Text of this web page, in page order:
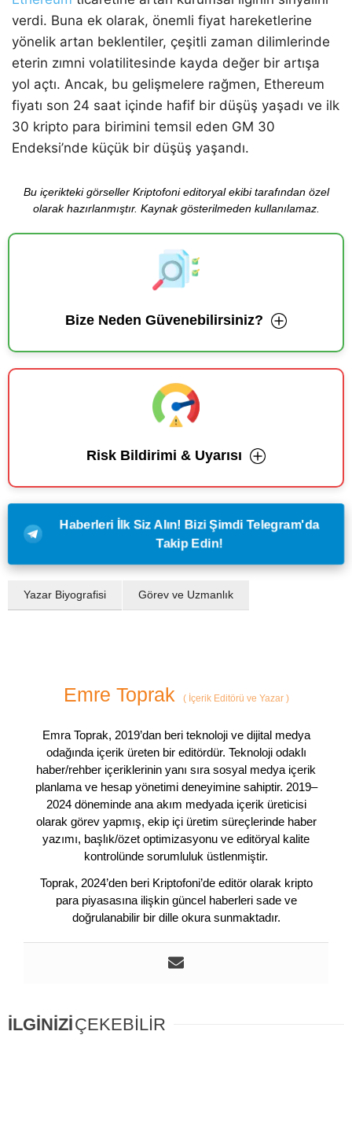
verdi. Buna ek olarak, önemli fiyat hareketlerine
yönelik artan beklentiler, çeşitli zaman dilimlerinde
eterin zımni volatilitesinde kayda değer bir artışa
yol açtı. Ancak, bu gelişmelere rağmen, Ethereum
fiyatı son 24 saat içinde hafif bir düşüş yaşadı ve ilk
30 kripto para birimini temsil eden GM 30
Endeksi’nde küçük bir düşüş yaşandı.
Bu içerikteki görseller Kriptofoni editoryal ekibi tarafından özel
olarak hazırlanmıştır. Kaynak gösterilmeden kullanılamaz.
Bize Neden Güvenebilirsiniz?
Risk Bildirimi & Uyarısı
Haberleri İlk Siz Alın! Bizi Şimdi Telegram'da
Takip Edin!
Yazar Biyografisi Görev ve Uzmanlık
Emre Toprak (İçerik Editörü ve Yazar )
Emra Toprak, 2019’dan beri teknoloji ve dijital medya
odağında içerik üreten bir editördür. Teknoloji odaklı
haber/rehber içeriklerinin yanı sıra sosyal medya içerik
planlama ve hesap yönetimi deneyimine sahiptir. 2019–
2024 döneminde ana akım medyada içerik üreticisi
olarak görev yapmış, ekip içi üretim süreçlerinde haber
yazımı, başlık/özet optimizasyonu ve editöryal kalite
kontrolünde sorumluluk üstlenmiştir.
Toprak, 2024’den beri Kriptofoni’de editör olarak kripto
para piyasasına ilişkin güncel haberleri sade ve
doğrulanabilir bir dille okura sunmaktadır.
İLGİNİZİÇEKEBİLİR